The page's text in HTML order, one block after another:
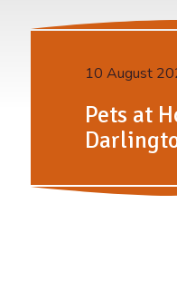
10 August
Pets at